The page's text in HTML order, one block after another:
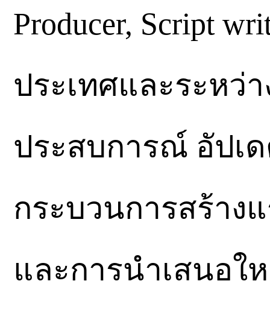
Producer, Script
ประเทศและระหว่
ประสบการณ์ อัปเ
กระบวนการสร้าง
และการนำเสนอใ